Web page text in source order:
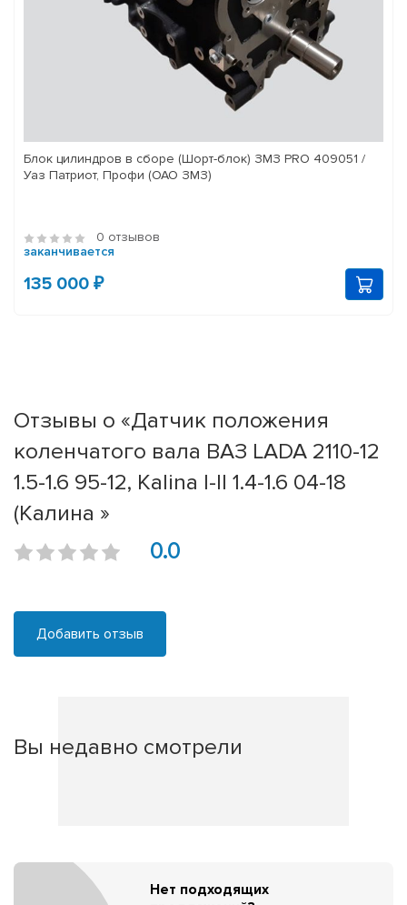
Блок цилиндров в сборе (Шорт-блок) ЗМЗ PRO 409051 /
Уаз Патриот, Профи (ОАО ЗМЗ)
0 отзывов
заканчивается
135 000 ₽
Отзывы о «Датчик положения
коленчатого вала ВАЗ LADA 2110-12
1.5-1.6 95-12, Kalina I-II 1.4-1.6 04-18
(Калина »
0.0
Добавить отзыв
Вы недавно смотрели
Нет подходящих